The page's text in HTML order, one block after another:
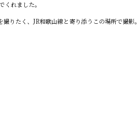
れました。
りたく、JR和歌山線と寄り添うこの場所で撮影。